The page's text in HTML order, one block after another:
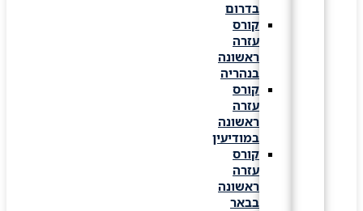
בדרום
קורס
עזרה
ראשונה
בנהריה
קורס
עזרה
ראשונה
במודיעין
קורס
עזרה
ראשונה
בבאר